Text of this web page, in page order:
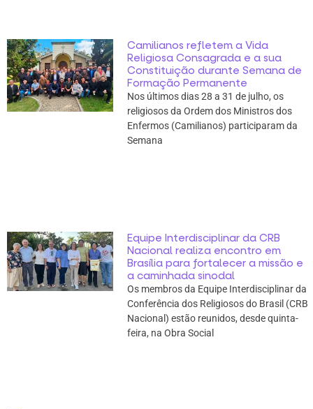
Camilianos refletem a Vida
Religiosa Consagrada e a sua
Constituição durante Semana de
Formação Permanente
Nos últimos dias 28 a 31 de julho, os
religiosos da Ordem dos Ministros dos
Enfermos (Camilianos) participaram da
Semana
Equipe Interdisciplinar da CRB
Nacional realiza encontro em
Brasília para fortalecer a missão e
a caminhada sinodal
Os membros da Equipe Interdisciplinar da
Conferência dos Religiosos do Brasil (CRB
Nacional) estão reunidos, desde quinta-
feira, na Obra Social